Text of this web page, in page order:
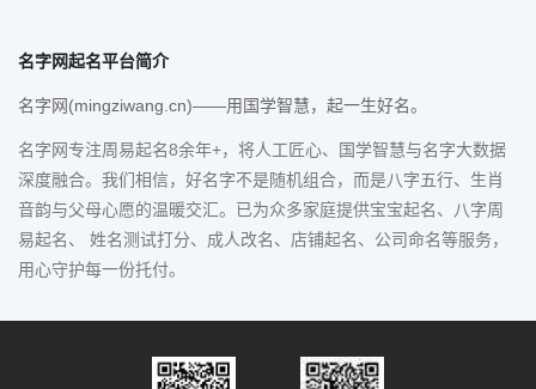
名字网起名平台简介
名字网(mingziwang.cn)——用国学智慧，起一生好名。
名字网专注周易起名8余年+，将人工匠心、国学智慧与名字大数据
深度融合。我们相信，好名字不是随机组合，而是八字五行、生肖
音韵与父母心愿的温暖交汇。已为众多家庭提供宝宝起名、八字周
易起名、 姓名测试打分、成人改名、店铺起名、公司命名等服务，
用心守护每一份托付。